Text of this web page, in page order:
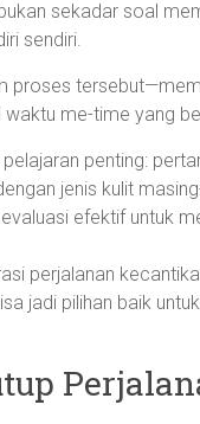
sekadar soal
sendiri.
proses
me-time yang
penting:
jenis kulit
efektif untuk
perjalanan
jadi pilihan baik